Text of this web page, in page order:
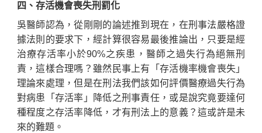
四、存活機會喪失刑罰化
吳醫師認為，從剛剛的論述推到現在，在刑事法嚴格證
據法則的要求下，經計算很容易最後推論出，只要是經
治療存活率小於90%之疾患，醫師之過失行為絕無刑
責，這樣合理嗎？雖然民事上有「存活機率機會喪失」
理論來處理，但是在刑法我們該如何評價醫療過失行為
對病患「存活率」降低之刑事責任，或是說究竟要達何
種程度之存活率降低，才有刑法上的意義？這或許是未
來的難題。